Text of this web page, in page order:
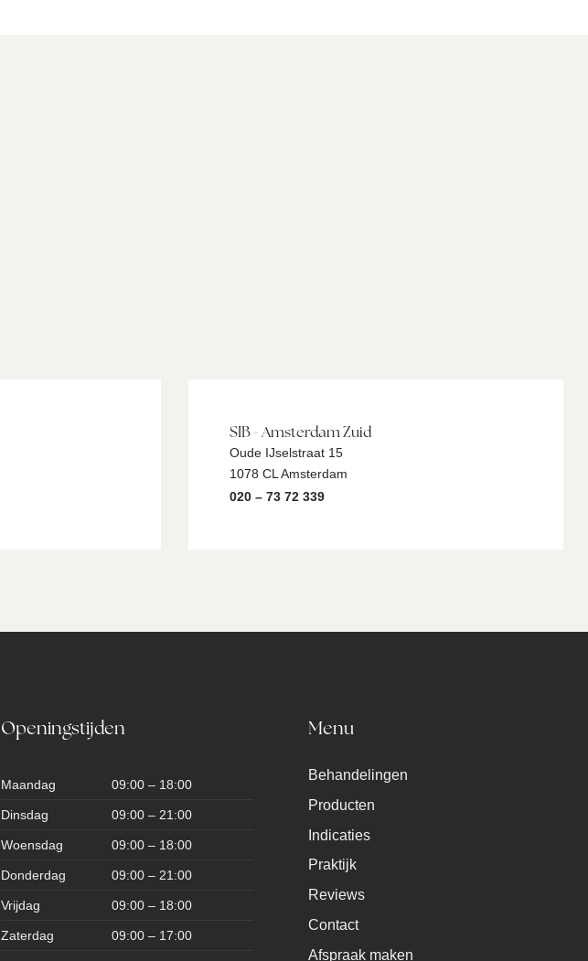
SIB - Amsterdam Zuid
Oude IJselstraat 15
1078 CL Amsterdam
020 – 73 72 339
Openingstijden
Maandag 09:00 – 18:00
Dinsdag 09:00 – 21:00
Woensdag 09:00 – 18:00
Donderdag 09:00 – 21:00
Vrijdag 09:00 – 18:00
Zaterdag 09:00 – 17:00
Menu
Behandelingen
Producten
Indicaties
Praktijk
Reviews
Contact
Afspraak maken